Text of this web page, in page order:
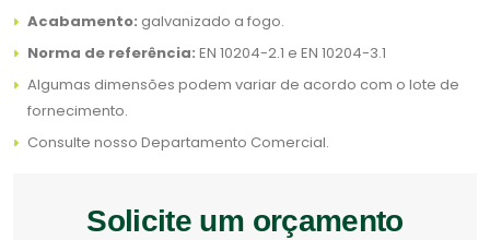
Acabamento: galvanizado a fogo.
Norma de referência: EN 10204-2.1 e EN 10204-3.1
Algumas dimensões podem variar de acordo com o lote de
fornecimento.
Consulte nosso Departamento Comercial.
Solicite um orçamento